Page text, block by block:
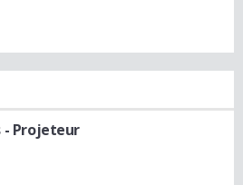
- Projeteur